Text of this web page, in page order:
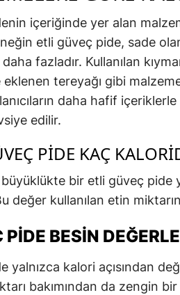
içeriğinde yer alan
etli güveç pide, sade
fazladır. Kullanılan
eklenen tereyağı gibi
daha hafif
edilir.
PIDE KAÇ
bir etli güveç pide
değer kullanılan etin
PIDE BESIN
yalnızca kalori açısından
bakımından da zengin